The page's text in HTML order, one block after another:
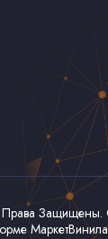
Права
МаркетВинила